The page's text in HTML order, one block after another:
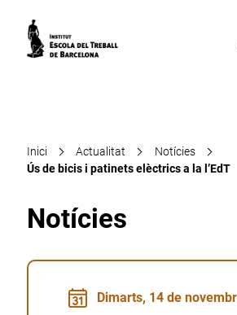
Inici Actualitat
Notícies
Ús de bicis i patinets elèctrics a la l’EdT
Notícies
Dimarts, 14 de